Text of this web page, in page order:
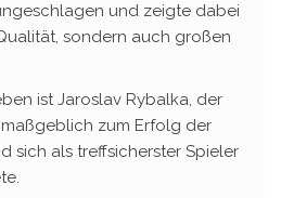
und zeigte dabei
sondern auch großen
ist Jaroslav Rybalka, der
zum Erfolg der
sich als treffsicherster Spieler